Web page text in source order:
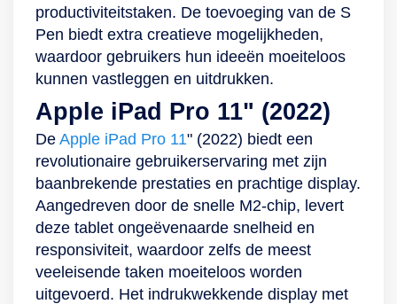
toegang krijgt tot
jouw (kids)content!
productiviteitstaken. De toevoeging van de S
Pen biedt extra creatieve mogelijkheden,
waardoor gebruikers hun ideeën moeiteloos
kunnen vastleggen en uitdrukken.
Apple iPad Pro 11" (2022)
De Apple iPad Pro 11" (2022) biedt een
revolutionaire gebruikerservaring met zijn
baanbrekende prestaties en prachtige display.
Aangedreven door de snelle M2-chip, levert
deze tablet ongeëvenaarde snelheid en
responsiviteit, waardoor zelfs de meest
veeleisende taken moeiteloos worden
uitgevoerd. Het indrukwekkende display met